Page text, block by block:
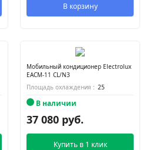
В корзину
Мобильный кондиционер Electrolux
EACM-11 CL/N3
Площадь охлаждения : 25
В наличии
37 080 руб.
Купить в 1 клик